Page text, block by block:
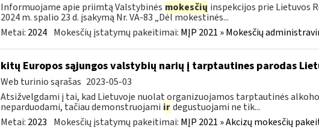
Informuojame apie priimtą Valstybinės mokesčių inspekcijos prie Lietuvos
2024 m. spalio 23 d. įsakymą Nr. VA-83 „Dėl mokestinės...
Metai: 2024 Mokesčių įstatymų pakeitimai: MĮP 2021 » Mokesčių
kitų Europos sąjungos valstybių narių į tarptautines parodas
Web turinio sąrašas 2023-05-03
Atsižvelgdami į tai, kad Lietuvoje nuolat organizuojamos tarptautinės
neparduodami, tačiau demonstruojami ir degustuojami ne tik...
Metai: 2023 Mokesčių įstatymų pakeitimai: MĮP 2021 » Akcizų mokesčių